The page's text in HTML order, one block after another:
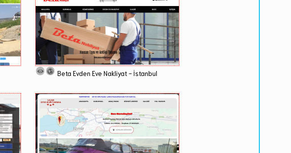
Beta Evden Eve Nakliyat - İstanbul